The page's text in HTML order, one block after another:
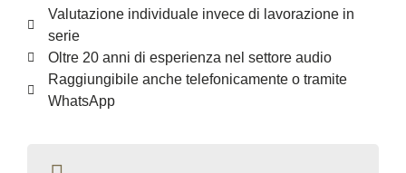
Valutazione individuale invece di lavorazione in
serie
Oltre 20 anni di esperienza nel settore audio
Raggiungibile anche telefonicamente o tramite
WhatsApp